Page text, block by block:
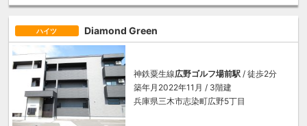
ハイツ Diamond Green
神鉄粟生線広野ゴルフ場前駅 / 徒歩2分
築年月2022年11月 / 3階建
兵庫県三木市志染町広野5丁目